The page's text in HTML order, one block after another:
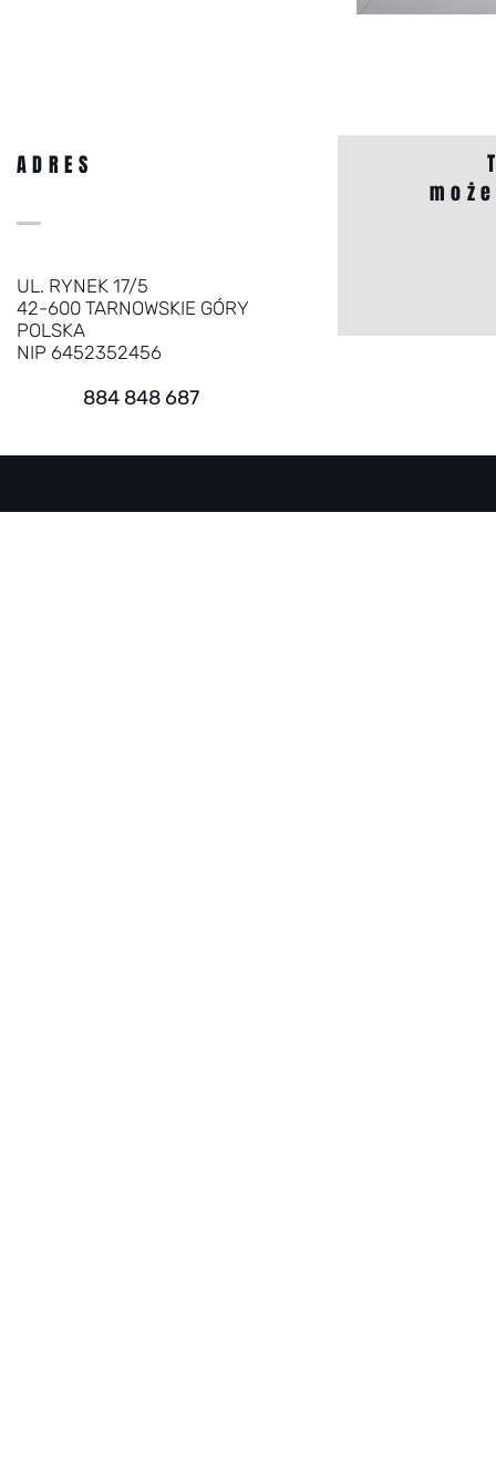
ADRES
UL. RYNEK 17/5
42-600 TARNOWSKIE GÓRY
POLSKA
NIP 6452352456
884 848 687